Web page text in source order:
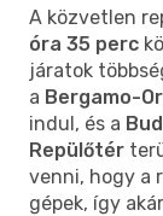
A közvetlen
óra 35 perc
járatok
a Bergamo-
indul, és a
Repülőtér
venni, hogy a
gépek, így